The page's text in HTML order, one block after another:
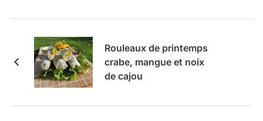
Rouleaux de printemps
crabe, mangue et noix
de cajou